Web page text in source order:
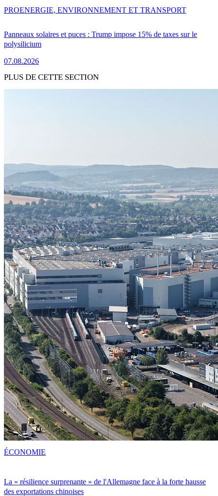
Panneaux solaires et puces : Trump impose 15% de taxes sur le
polysilicium
07.08.2026
PROENERGIE, ENVIRONNEMENT ET TRANSPORT
PLUS DE CETTE SECTION
La « résilience surprenante » de l'Allemagne face à la forte hausse
des exportations chinoises
ÉCONOMIE